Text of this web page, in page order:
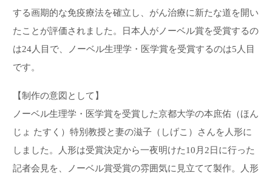
する画期的な免疫療法を確立し、がん治療に新たな道を開い
たことが評価されました。日本人がノーベル賞を受賞するの
は24人目で、ノーベル生理学・医学賞を受賞するのは5人目
です。
【制作の意図として】
ノーベル生理学・医学賞を受賞した京都大学の本庶佑（ほん
じょ たすく）特別教授と妻の滋子（しげこ）さんを人形に
しました。人形は受賞決定から一夜明けた10月2日に行った
記者会見を、ノーベル賞受賞の雰囲気に見立てて製作。人形